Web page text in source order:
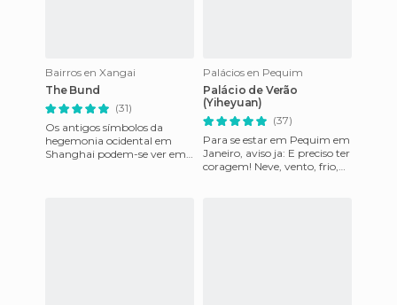
Bairros en Xangai
The Bund
(31)
Os antigos símbolos da
hegemonia ocidental em
Shanghai podem-se ver em
Palácios en Pequim
Palácio de Verão
(Yiheyuan)
(37)
Para se estar em Pequim em
Janeiro, aviso ja: E preciso ter
coragem! Neve, vento, frio,